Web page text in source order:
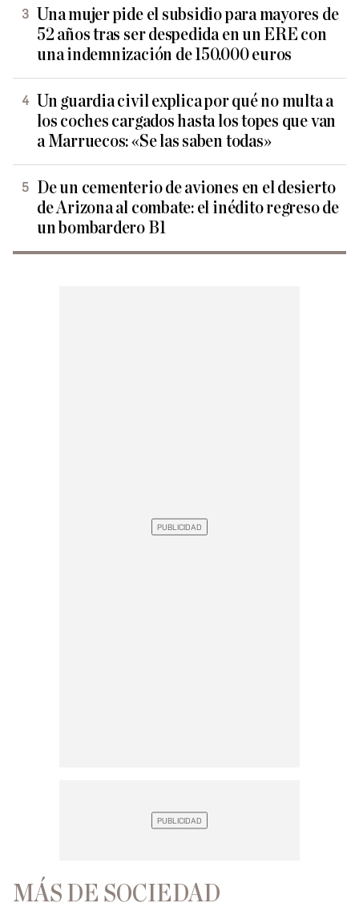
Una mujer pide el subsidio para mayores de
52 años tras ser despedida en un ERE con
una indemnización de 150.000 euros
Un guardia civil explica por qué no multa a
los coches cargados hasta los topes que van
a Marruecos: «Se las saben todas»
De un cementerio de aviones en el desierto
de Arizona al combate: el inédito regreso de
un bombardero B1
MÁS DE SOCIEDAD